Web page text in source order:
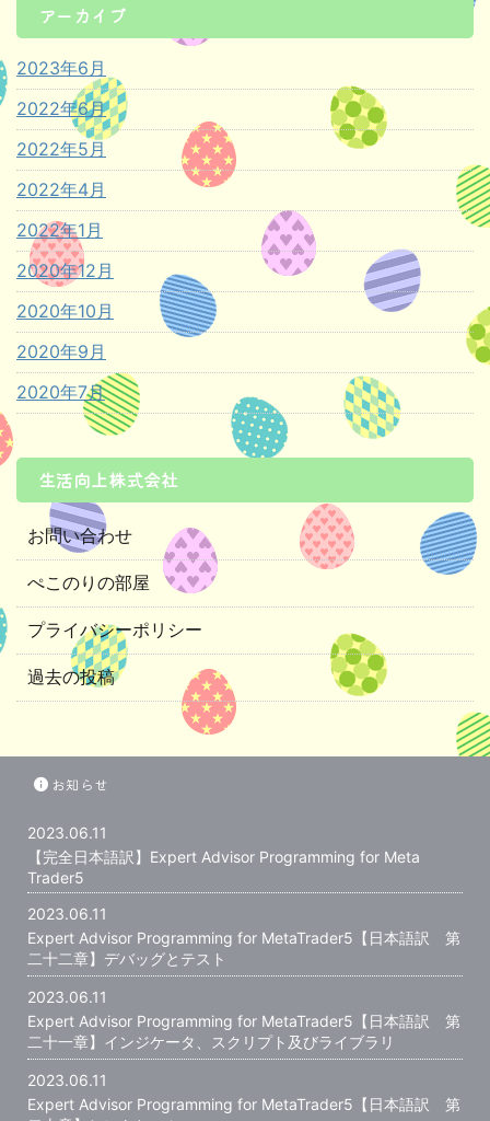
アーカイブ
2023年6月
2022年6月
2022年5月
2022年4月
2022年1月
2020年12月
2020年10月
2020年9月
2020年7月
生活向上株式会社
お問い合わせ
ぺこのりの部屋
プライバシーポリシー
過去の投稿
お知らせ
2023.06.11
【完全日本語訳】Expert Advisor Programming for Meta
Trader5
2023.06.11
Expert Advisor Programming for MetaTrader5【日本語訳 第
二十二章】デバッグとテスト
2023.06.11
Expert Advisor Programming for MetaTrader5【日本語訳 第
二十一章】インジケータ、スクリプト及びライブラリ
2023.06.11
Expert Advisor Programming for MetaTrader5【日本語訳 第